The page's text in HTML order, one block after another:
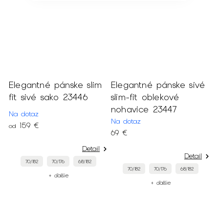
Elegantné pánske slim
fit sivé sako 23446
Na dotaz
od 159 €
Detail
70/182 70/176 68/182
+ ďalšie
Elegantné pánske sivé
slim-fit oblekové
nohavice 23447
Na dotaz
69 €
Detail
70/182 70/176 68/182
+ ďalšie